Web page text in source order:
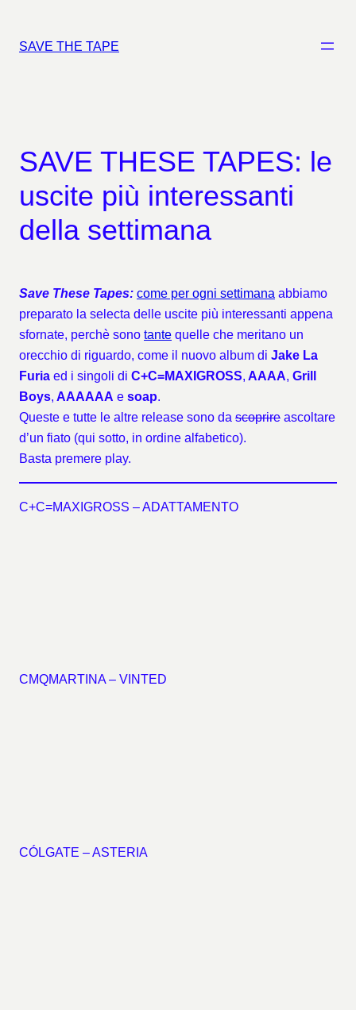
contenuto
SAVE THE TAPE
SAVE THESE TAPES: le
uscite più interessanti
della settimana
Save These Tapes: come per ogni settimana abbiamo
preparato la selecta delle uscite più interessanti appena
sfornate, perchè sono tante quelle che meritano un
orecchio di riguardo, come il nuovo album di Jake La
Furia ed i singoli di C+C=MAXIGROSS, AAAA, Grill
Boys, AAAAAA e soap.
Queste e tutte le altre release sono da scoprire ascoltare
d’un fiato (qui sotto, in ordine alfabetico).
Basta premere play.
C+C=MAXIGROSS – ADATTAMENTO
CMQMARTINA – VINTED
CÓLGATE – ASTERIA